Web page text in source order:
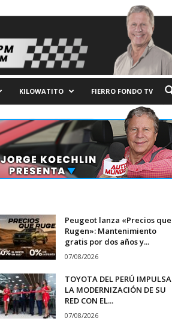
KILOWATITO FIERRO FONDO TV
Peugeot lanza «Precios que
Rugen»: Mantenimiento
gratis por dos años y...
07/08/2026
TOYOTA DEL PERÚ IMPULSA
LA MODERNIZACIÓN DE SU
RED CON EL...
07/08/2026